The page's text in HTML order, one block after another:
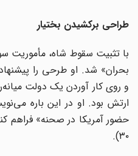
طراحی برکشیدن بختیار
با تثبیت سقوط شاه، مأموریت
بحران» شد. او طرحی را
و روی کار آوردن یک دولت
ارتش بود. او در این باره
۳۰).